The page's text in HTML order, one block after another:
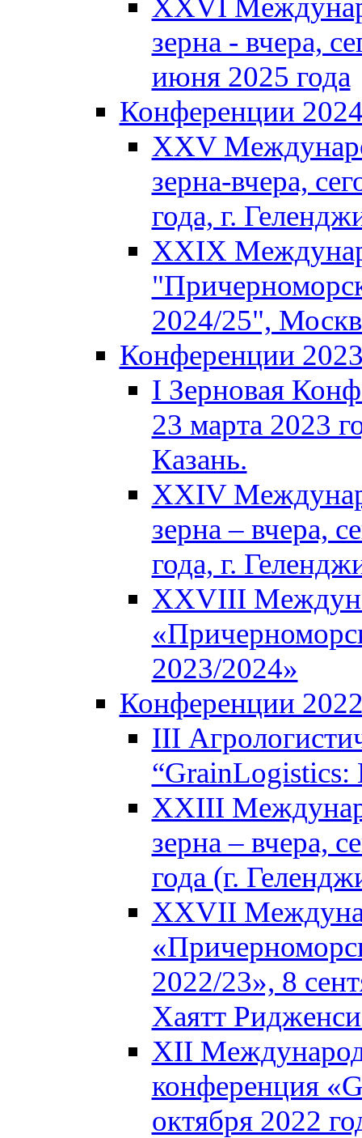
XXVI
зерна - вчера,
июня 2025 года
Конференции
XXV
зерна-вчера,
года, г.
XXIX
2024/25",
Конференции
I Зерновая
23 марта 2023
Казань.
XXIV
зерна – вчера,
года, г.
XXVIII
2023/2024»
Конференции
III
“GrainLogistics:
XXIII
зерна – вчера,
года (г.
XXVII
2022/23», 8
Хаятт
XII
конференция
октября 2022